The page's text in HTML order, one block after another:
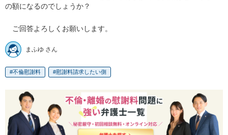
の額になるのでしょうか？
ご回答よろしくお願いします。
まふゆ さん
不倫慰謝料 慰謝料請求したい側